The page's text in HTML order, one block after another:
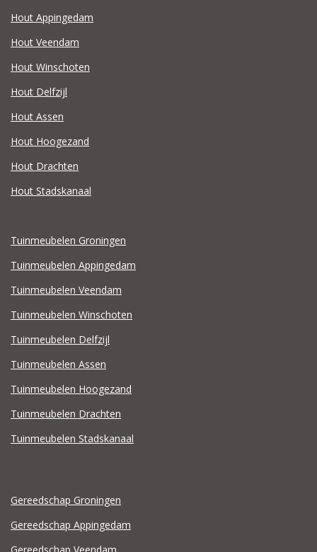
Hout Appingedam
Hout Veendam
Hout Winschoten
Hout Delfzijl
Hout Assen
Hout Hoogezand
Hout Drachten
Hout Stadskanaal
Tuinmeubelen Groningen
Tuinmeubelen Appingedam
Tuinmeubelen Veendam
Tuinmeubelen Winschoten
Tuinmeubelen Delfzijl
Tuinmeubelen Assen
Tuinmeubelen Hoogezand
Tuinmeubelen Drachten
Tuinmeubelen Stadskanaal
Gereedschap Groningen
Gereedschap Appingedam